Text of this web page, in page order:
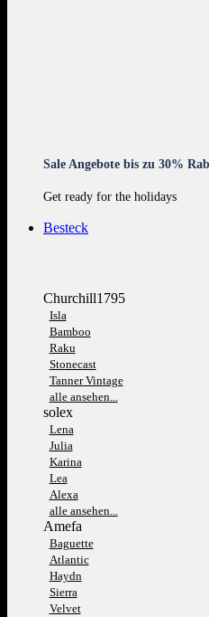
Sale Angebote bis zu 30%
Get ready for the holidays
Besteck
Churchill1795
Isla
Bamboo
Raku
Stonecast
Tanner Vintage
alle ansehen...
solex
Lena
Julia
Karina
Lea
Alexa
alle ansehen...
Amefa
Baguette
Atlantic
Haydn
Sierra
Velvet